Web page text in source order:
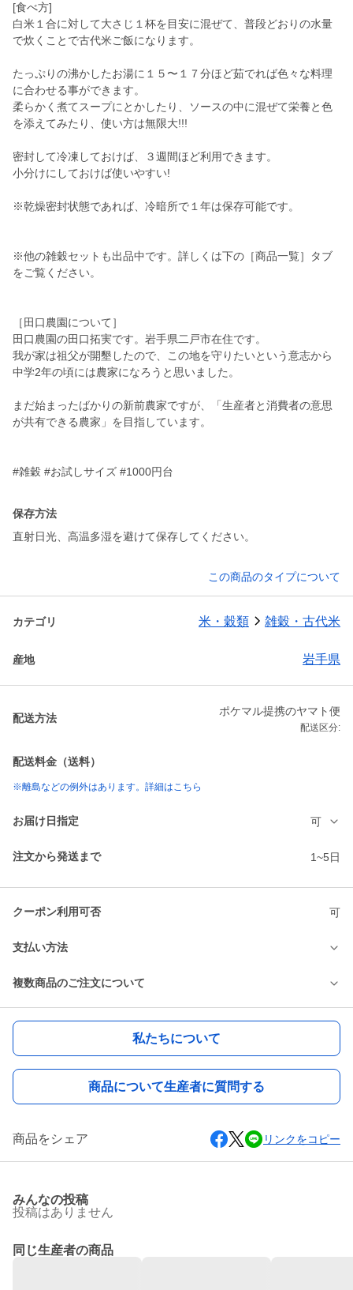
[食べ方]
白米１合に対して大さじ１杯を目安に混ぜて、普段どおりの水量
で炊くことで古代米ご飯になります。
たっぷりの沸かしたお湯に１５〜１７分ほど茹でれば色々な料理
に合わせる事ができます。
柔らかく煮てスープにとかしたり、ソースの中に混ぜて栄養と色
を添えてみたり、使い方は無限大!!!
密封して冷凍しておけば、３週間ほど利用できます。
小分けにしておけば使いやすい!
※乾燥密封状態であれば、冷暗所で１年は保存可能です。
※他の雑穀セットも出品中です。詳しくは下の［商品一覧］タブ
をご覧ください。
［田口農園について］
田口農園の田口拓実です。岩手県二戸市在住です。
我が家は祖父が開墾したので、この地を守りたいという意志から
中学2年の頃には農家になろうと思いました。
まだ始まったばかりの新前農家ですが、「生産者と消費者の意思
が共有できる農家」を目指しています。
保存方法
直射日光、高温多湿を避けて保存してください。
この商品のタイプについて
カテゴリ 米・穀類 雑穀・古代米
産地 岩手県
配送方法
ポケマル提携のヤマト便
配送区分:
配送料金（送料）
※離島などの例外はあります。詳細はこちら
お届け日指定 可
注文から発送まで 1~5日
クーポン利用可否 可
支払い方法
複数商品のご注文について
私たちについて
商品について生産者に質問する
商品をシェア リンクをコピー
みんなの投稿
投稿はありません
同じ生産者の商品